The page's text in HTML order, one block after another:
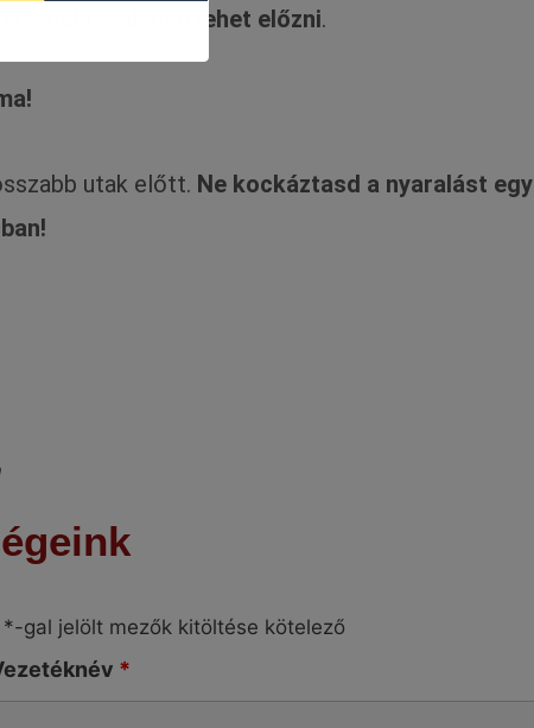
meg lehet előzni.
utak előtt. Ne kockáztasd a nyaralást egy
*-gal jelölt mezők kitöltése kötelező
*